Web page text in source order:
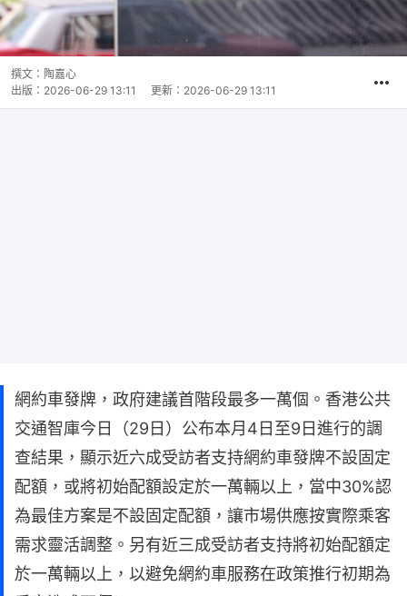
撰文： 陶嘉心
出版： 2026-06-29 13:11 更新： 2026-06-29 13:11
網約車發牌，政府建議首階段最多一萬個。香港公共
交通智庫今日（29日）公布本月4日至9日進行的調
查結果，顯示近六成受訪者支持網約車發牌不設固定
配額，或將初始配額設定於一萬輛以上，當中30%認
為最佳方案是不設固定配額，讓市場供應按實際乘客
需求靈活調整。另有近三成受訪者支持將初始配額定
於一萬輛以上，以避免網約車服務在政策推行初期為